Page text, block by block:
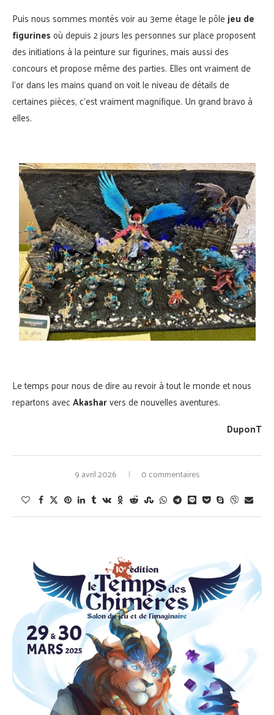
Puis nous sommes montés voir au 3eme étage le pôlejeu de
figurinesoù depuis 2 jours les personnes sur place proposent
des initiations à la peinture sur figurines, mais aussi des
concours et propose même des parties. Elles ont vraiment de
l’or dans les mains quand on voit le niveau de détails de
certaines pièces, c’est vraiment magnifique. Un grand bravo à
elles.
Le temps pour nous de dire au revoir à tout le monde et nous
repartons avecAkasharvers de nouvelles aventures.
DuponT
9 avril 2026 0 commentaires